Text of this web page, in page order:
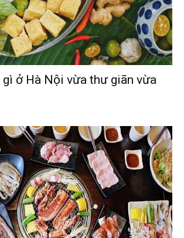
gì ở Hà Nội vừa thư giãn vừa